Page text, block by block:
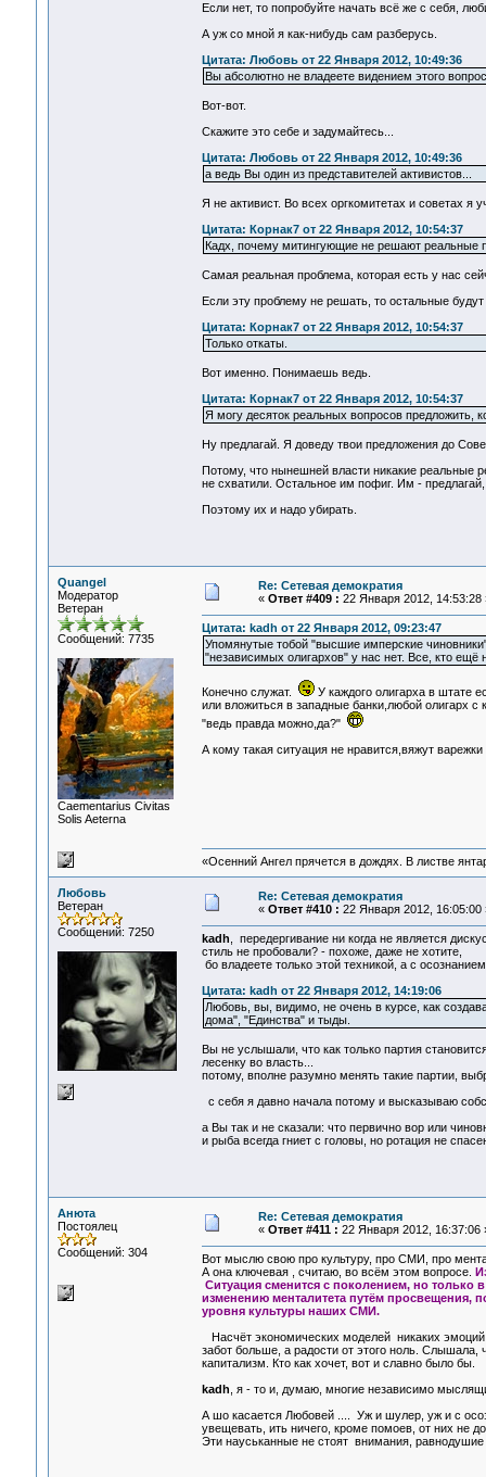
Если нет, то попробуйте начать всё же с себя,
А уж со мной я как-нибудь сам разберусь.
Цитата: Любовь от 22 Января 2012, 10:49:36
Вы абсолютно не владеете видением этого
Вот-вот.
Скажите это себе и задумайтесь...
Цитата: Любовь от 22 Января 2012, 10:49:36
а ведь Вы один из представителей активистов...
Я не активист. Во всех оргкомитетах и советах я
Цитата: Корнак7 от 22 Января 2012, 10:54:37
Кадх, почему митингующие не решают реальные
Самая реальная проблема, которая есть у нас
Если эту проблему не решать, то остальные будут
Цитата: Корнак7 от 22 Января 2012, 10:54:37
Только откаты.
Вот именно. Понимаешь ведь.
Цитата: Корнак7 от 22 Января 2012, 10:54:37
Я могу десяток реальных вопросов предложить,
Ну предлагай. Я доведу твои предложения до
Потому, что нынешней власти никакие реальные
не схватили. Остальное им пофиг. Им - предлагай,
Поэтому их и надо убирать.
Quangel
Модератор
Ветеран
Сообщений: 7735
Сaementarius Civitas
Solis Aeterna
Re: Сетевая демократия
« Ответ #409 : 22 Января 2012, 14:53:28
Цитата: kadh от 22 Января 2012, 09:23:47
Упомянутые тобой "высшие имперские
"независимых олигархов" у нас нет. Все, кто ещё
Конечно служат.
У каждого олигарха в штате
или вложиться в западные банки,любой олигарх
"ведь правда можно,да?"
А кому такая ситуация не нравится,вяжут
«Осенний Ангел прячется в дождях. В листве
Любовь
Ветеран
Сообщений: 7250
Re: Сетевая демократия
« Ответ #410 : 22 Января 2012, 16:05:00
kadh , передергивание ни когда не является
стиль не пробовали? - похоже, даже не хотите,
бо владеете только этой техникой, а с
Цитата: kadh от 22 Января 2012, 14:19:06
Любовь, вы, видимо, не очень в курсе, как
дома", "Единства" и тыды.
Вы не услышали, что как только партия
лесенку во власть...
потому, вполне разумно менять такие партии,
с себя я давно начала потому и высказываю
а Вы так и не сказали: что первично вор или
и рыба всегда гниет с головы, но ротация не
Анюта
Постоялец
Сообщений: 304
Re: Сетевая демократия
« Ответ #411 : 22 Января 2012, 16:37:06
Вот мыслю свою про культуру, про СМИ, про
А она ключевая , считаю, во всём этом вопросе.
Ситуация сменится с поколением, но только
изменению менталитета путём просвещения,
уровня культуры наших СМИ.
Насчёт экономических моделей никаких
забот больше, а радости от этого ноль. Слышала,
капитализм. Кто как хочет, вот и славно было бы.
kadh , я - то и, думаю, многие независимо
А шо касается Любовей .... Уж и шулер, уж и с
увещевать, ить ничего, кроме помоев, от них не
Эти науськанные не стоят внимания,